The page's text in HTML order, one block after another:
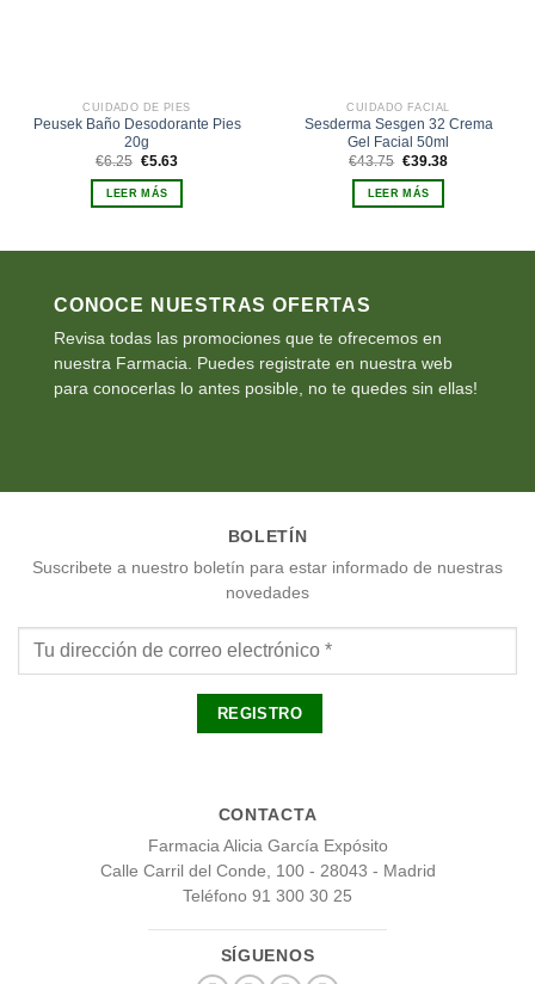
CUIDADO DE PIES
Peusek Baño Desodorante Pies
20g
€6.25 El
original
era:
€6.25.
€5.63El
actual
€5.63.
LEER MÁS
CUIDADO FACIAL
Sesderma Sesgen 32 Crema
Gel Facial 50ml
€43.75 El
original
era:
€43.75.
€39.38El
LEER MÁS
CONOCE NUESTRAS OFERTAS
Revisa todas las promociones que te ofrecemos en
nuestra Farmacia. Puedes registrate en nuestra web
para conocerlas lo antes posible, no te quedes sin ellas!
BOLETÍN
Suscribete a nuestro boletín para estar informado de nuestras
novedades
CONTACTA
Farmacia Alicia García Expósito
Calle Carril del Conde, 100 - 28043 - Madrid
Teléfono 91 300 30 25
SÍGUENOS